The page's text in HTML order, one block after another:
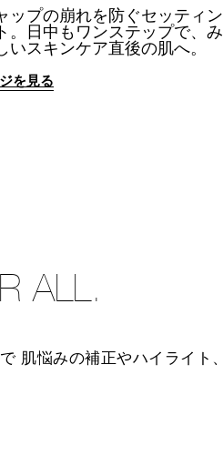
ップの崩れを防ぐセッティン
。日中もワンステップで、み
いスキンケア直後の肌へ。
を見る
ALL.
肌悩みの補正やハイライト